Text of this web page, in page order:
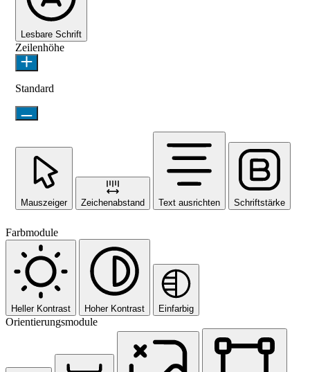
Lesbare Schrift
Zeilenhöhe
Standard
Mauszeiger Zeichenabstand Text ausrichten Schriftstärke
Farbmodule
Heller Kontrast Hoher Kontrast Einfarbig
Orientierungsmodule